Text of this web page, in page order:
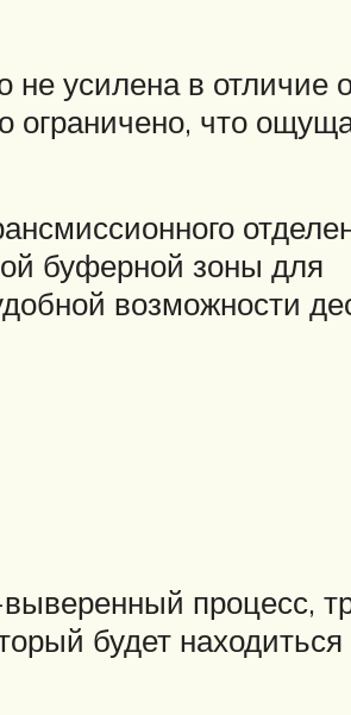
не усилена в отличие
что
буферной зоны для
возможности
процесс,
будет находиться